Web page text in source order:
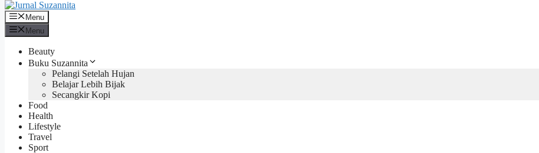
Menu
Menu
Beauty
Buku Suzannita
Pelangi Setelah Hujan
Belajar Lebih Bijak
Secangkir Kopi
Food
Health
Lifestyle
Travel
Sport